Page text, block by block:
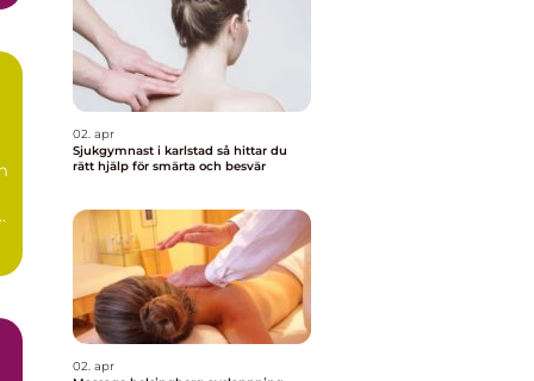
02. apr
Sjukgymnast i karlstad så hittar du
rätt hjälp för smärta och besvär
02. apr